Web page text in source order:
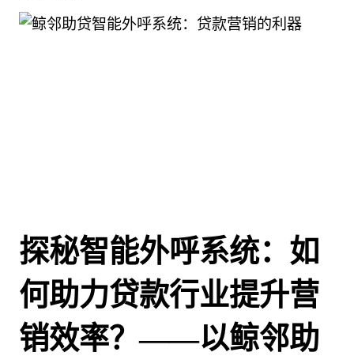
探秘智能外呼系统：如
何助力贷款行业提升营
销效率？——以鲸邻助